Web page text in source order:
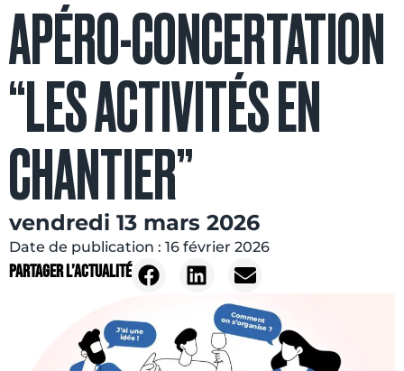
APÉRO-CONCERTATION
“LES ACTIVITÉS EN
CHANTIER”
vendredi 13 mars 2026
Date de publication : 16 février 2026
Partager l’actualité